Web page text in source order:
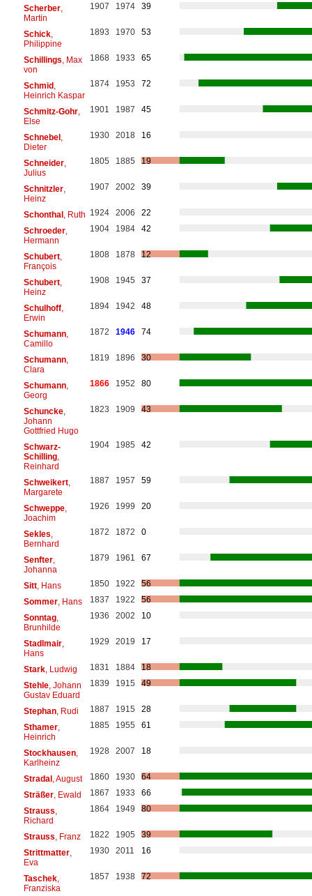
Scherber,
Martin
1907 1974 39
Schick,
Philippine
1893 1970 53
Schillings , Max
von
1868 1933 65
Schmid,
Heinrich Kaspar
1874 1953 72
Schmitz-Gohr,
Else
1901 1987 45
Schnebel,
Dieter
1930 2018 16
Schneider,
Julius
1805 1885 19
Schnitzler,
Heinz
1907 2002 39
Schonthal, Ruth 1924 2006
22
Schroeder,
Hermann
1904 1984 42
Schubert,
François
1808 1878 12
Schubert,
Heinz
1908 1945 37
Schulhoff,
Erwin
1894 1942 48
Schumann,
Camillo
1872 1946 74
Schumann,
Clara
1819 1896 30
Schumann,
Georg
1866 1952 80
Schuncke,
Johann
Gottfried Hugo
1823 1909 43
Schwarz-
Schilling,
Reinhard
1904 1985 42
Schweikert,
Margarete
1887 1957 59
Schweppe,
Joachim
1926 1999 20
Sekles
Bernhard
1872 1872 0
Senfter,
Johanna
1879 1961 67
Sitt, Hans 1850 1922
56
Sommer, Hans 1837 1922
56
Sonntag,
Brunhilde
1936 2002 10
Stadlmair,
Hans
1929 2019 17
Stark, Ludwig 1831 1884
18
Stehle, Johann
Gustav Eduard
1839 1915 49
Stephan, Rudi 1887 1915
28
Sthamer,
Heinrich
1885 1955 61
Stockhausen,
Karlheinz
1928 2007 18
Stradal, August 1860 1930
64
Sträßer, Ewald 1867 1933
66
Strauss
Richard
1864 1949 80
Strauss , Franz 1822 1905
39
Strittmatter,
Eva
1930 2011 16
Taschek,
Franziska
1857 1938 72